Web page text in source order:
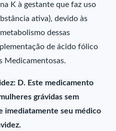
K à gestante que faz uso
ativa), devido às
dessas
de ácido fólico
Medicamentosas.
D. Este medicamento
grávidas sem
imediatamente seu médico